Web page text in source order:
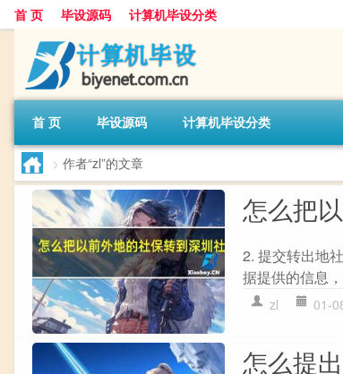
首 页 毕设源码 计算机毕设分类
首 页 毕设源码 计算机毕设分类
> 作者“zl”的文章
怎么把
2. 提交转出地
据提供的信息
zl 01-
怎么提